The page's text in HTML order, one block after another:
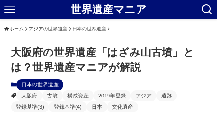
世界遺産マニア
ホーム アジアの世界遺産 日本の世界遺産
大阪府の世界遺産「はざみ山古墳」と
は？世界遺産マニアが解説
日本の世界遺産
大阪府
古墳 構成資産 2019年登録 アジア
遺跡
登録基準(3)
登録基準(4) 日本 文化遺産